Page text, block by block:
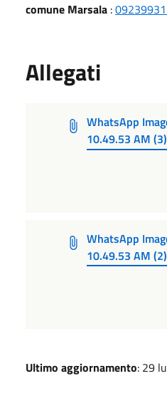
comune Marsala :
Allegati
WhatsApp
10.49.53 AM (3)
WhatsApp
10.49.53 AM (2)
Ultimo aggiornamento: 29